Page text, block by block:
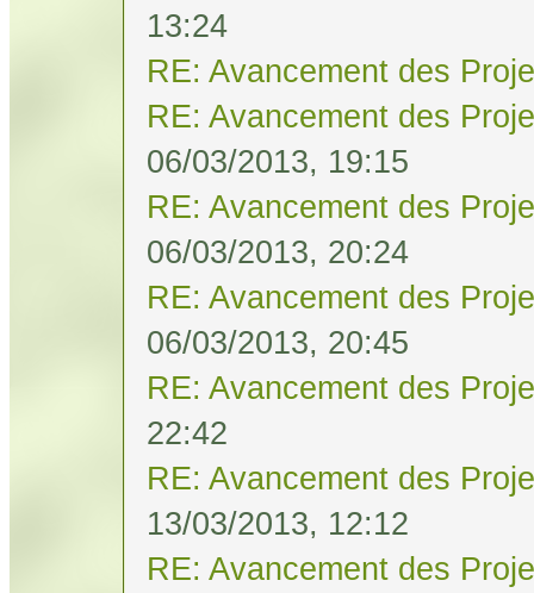
13:24
RE: Avancement des
RE: Avancement des
06/03/2013, 19:15
RE: Avancement des
06/03/2013, 20:24
RE: Avancement des
06/03/2013, 20:45
RE: Avancement des
22:42
RE: Avancement des
13/03/2013, 12:12
RE: Avancement des